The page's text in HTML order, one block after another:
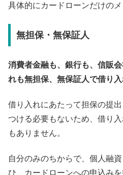
具体的にカードローンだけのメ
無担保・無保証人
消費者金融も、銀行も、信販
れも無担保、無保証人で借り入
借り入れにあたって担保の提
つける必要もないため、借り
もありません。
自分のみのちからで、個人融
ひ、カードローンへの申込みを